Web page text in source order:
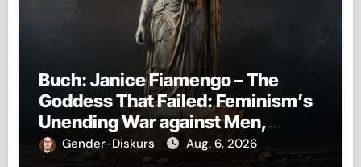
Buch: Janice Fiamengo – The
Goddess That Failed: Feminism’s
Unending War against Men,
Families, and Civilization Itself
Gender-Diskurs Aug. 6, 2026